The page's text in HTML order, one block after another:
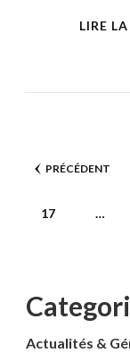
LIRE
PRÉCÉDENT
PAGE
17 …
Actualités &